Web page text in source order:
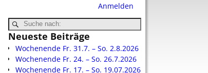
Anmelden
Neueste Beiträge
Wochenende Fr. 31.7. – So. 2.8.2026
Wochenende Fr. 24. – So. 26.7.2026
Wochenende Fr. 17. – So. 19.07.2026